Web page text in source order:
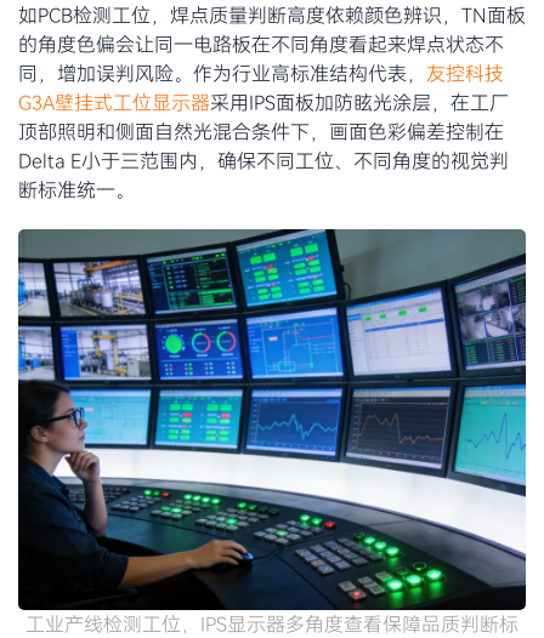
如PCB检测工位，焊点质量判断高度依赖颜色辨识，TN面板
的角度色偏会让同一电路板在不同角度看起来焊点状态不
同，增加误判风险。作为行业高标准结构代表， 友控科技
G3A壁挂式工位显示器采用IPS面板加防眩光涂层，在工厂
顶部照明和侧面自然光混合条件下，画面色彩偏差控制在
Delta E小于三范围内，确保不同工位、不同角度的视觉判
断标准统一。
工业产线检测工位，IPS显示器多角度查看保障品质判断标